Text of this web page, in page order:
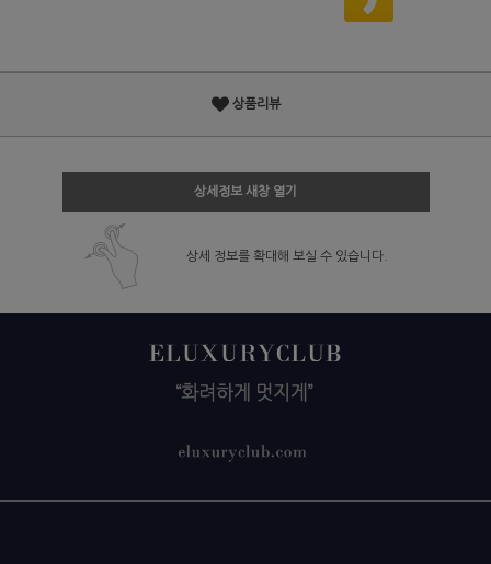
상품리뷰
상세정보 새창 열기
상세 정보를 확대해 보실 수 있습니다.